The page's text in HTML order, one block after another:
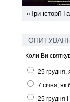
«Три історії
Коли Ви
25 грудня,
7 січня, як
25 грудня і